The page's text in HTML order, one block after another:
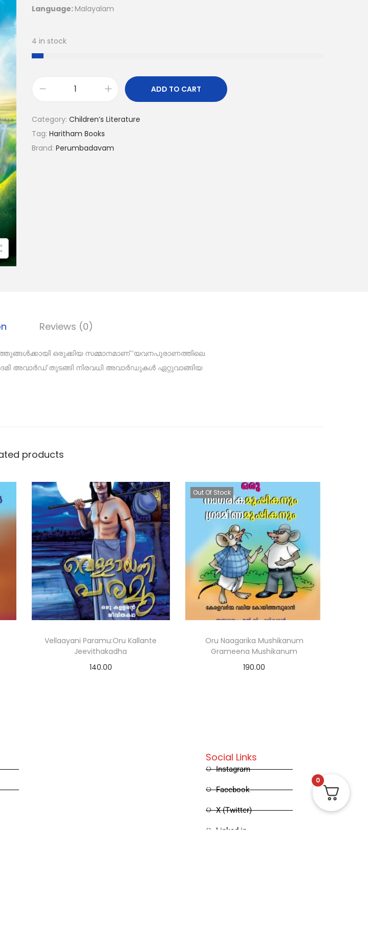
Language: Malayalam
4 in stock
ADD TO CART
Category: Children’s Literature
Tag: Haritham Books
Brand: Perumbadavam
Reviews (0)
ഒരുക്കിയ സമ്മാനമാണ് ‘യവനപുരാണത്തിലെ
അവാർഡ് തുടങ്ങി നിരവധി അവാർഡുകൾ ഏറ്റുവാങ്ങിയ
products
Vellaayani Paramu:Oru Kallante
Jeevithakadha
140.00
Out Of Stock
Oru Naagarika Mushikanum
Grameena Mushikanum
190.00
Social Links
Instagram
Facebook
X (Twitter)
Linked in
0